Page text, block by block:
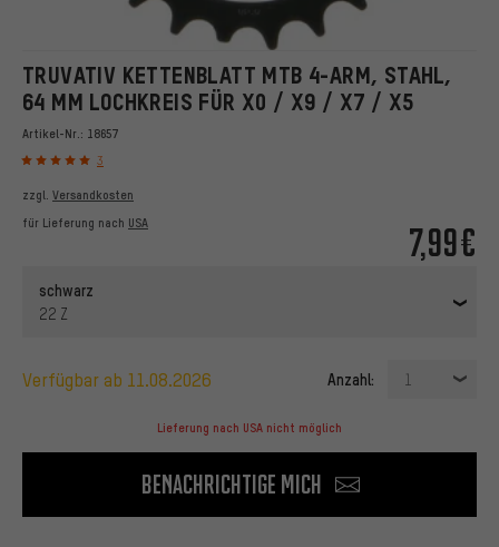
TRUVATIV KETTENBLATT MTB 4-ARM, STAHL,
64 MM LOCHKREIS FÜR X0 / X9 / X7 / X5
Artikel-Nr.: 18657
3
7,99€
zzgl. Versandkosten
für Lieferung nach USA
schwarz
22 Z
verfügbar ab 11.08.2026 Anzahl: 1
Lieferung nach USA nicht möglich
Benachrichtige mich